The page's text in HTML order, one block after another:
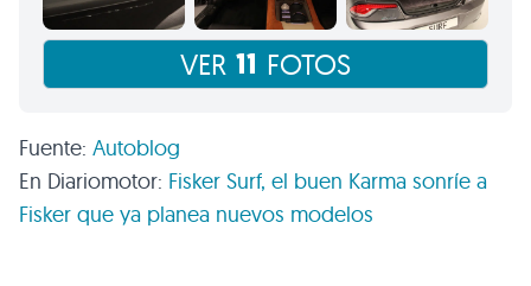
VER 11 FOTOS
Fuente: Autoblog
En Diariomotor: Fisker Surf, el buen Karma sonríe a
Fisker que ya planea nuevos modelos